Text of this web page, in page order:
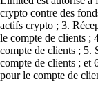
crypto contre des
actifs crypto ; 3.
le compte de clients ;
compte de clients ; 5.
compte de clients ; et
pour le compte de